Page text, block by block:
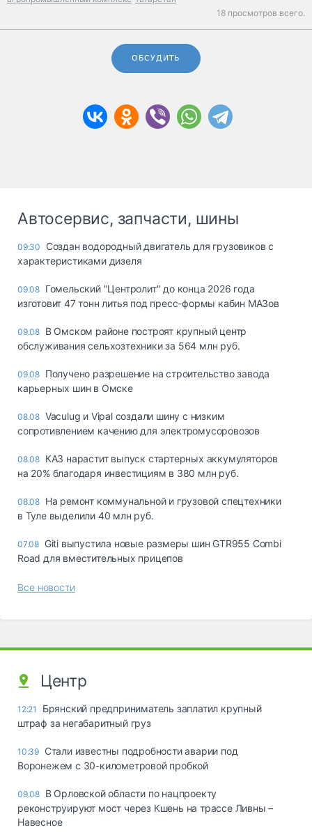
18 просмотров всего.
ОБСУДИТЬ
Автосервис, запчасти, шины
09:30
Создан водородный двигатель для грузовиков с
характеристиками дизеля
09.08 Гомельский "Центролит" до конца 2026 года
изготовит 47 тонн литья под пресс-формы кабин МАЗов
09.08 В Омском районе построят крупный центр
обслуживания сельхозтехники за 564 млн руб.
09.08 Получено разрешение на строительство завода
карьерных шин в Омске
08.08 Vaculug и Vipal создали шину с низким
сопротивлением качению для электромусоровозов
08.08 КАЗ нарастит выпуск стартерных аккумуляторов
на 20% благодаря инвестициям в 380 млн руб.
08.08 На ремонт коммунальной и грузовой спецтехники
в Туле выделили 40 млн руб.
07.08 Giti выпустила новые размеры шин GTR955 Combi
Road для вместительных прицепов
Все новости
Центр
12:21
Брянский предприниматель заплатил крупный
штраф за негабаритный груз
10:39 Стали известны подробности аварии под
Воронежем с 30-километровой пробкой
09.08 В Орловской области по нацпроекту
реконструируют мост через Кшень на трассе Ливны –
Навесное